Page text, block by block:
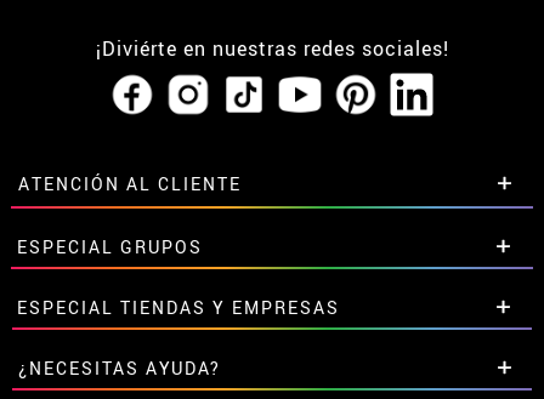
¡Diviérte en nuestras redes sociales!
ATENCIÓN AL CLIENTE
• Horario tienda IBI
•Descuento estudiantes
• Sobre nosotros
• Condiciones de venta
• Aviso legal yPrivacidad
• Atencion al cliente
ESPECIAL GRUPOS
Descuentos especiales para grupos.
Contáctanos aquí
ESPECIAL TIENDAS Y EMPRESAS
Descuentos exclusivos para tiendas y empresas.
¿NECESITAS AYUDA?